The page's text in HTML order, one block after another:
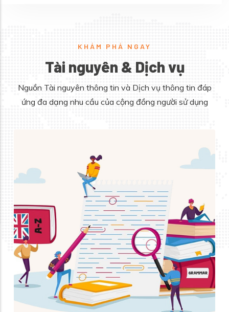
KHÁM PHÁ NGAY
Tài nguyên & Dịch vụ
Nguồn Tài nguyên thông tin và Dịch vụ thông tin đáp
ứng đa dạng nhu cầu của cộng đồng người sử dụng